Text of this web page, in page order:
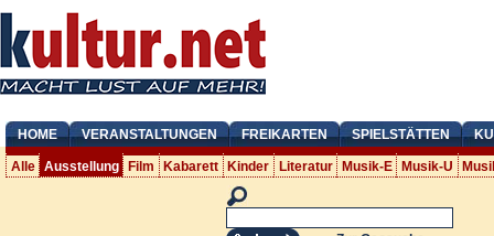
HOME VERANSTALTUNGEN FREIKARTEN SPIELSTÄTTEN
Alle Ausstellung Film Kabarett Kinder Literatur Musik-E Musik-U